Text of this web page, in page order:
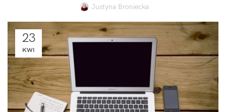
Justyna Broniecka
23
KWI